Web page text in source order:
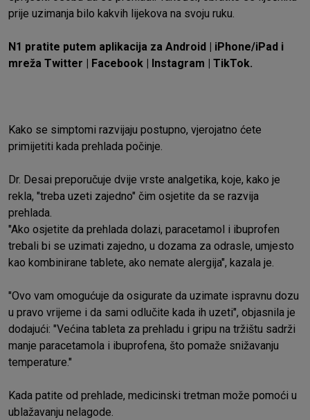
prije uzimanja bilo kakvih lijekova na svoju ruku.
N1 pratite putem aplikacija za Android iPhone/iPad i
mreža Twitter Facebook Instagram TikTok.
Kako se simptomi razvijaju postupno, vjerojatno ćete
primijetiti kada prehlada počinje.
Dr. Desai preporučuje dvije vrste analgetika, koje, kako je
rekla, "treba uzeti zajedno" čim osjetite da se razvija
prehlada.
"Ako osjetite da prehlada dolazi, paracetamol i ibuprofen
trebali bi se uzimati zajedno, u dozama za odrasle, umjesto
kao kombinirane tablete, ako nemate alergija", kazala je.
"Ovo vam omogućuje da osigurate da uzimate ispravnu dozu
u pravo vrijeme i da sami odlučite kada ih uzeti", objasnila je
dodajući: "Većina tableta za prehladu i gripu na tržištu sadrži
manje paracetamola i ibuprofena, što pomaže snižavanju
temperature."
Kada patite od prehlade, medicinski tretman može pomoći u
ublažavanju nelagode.